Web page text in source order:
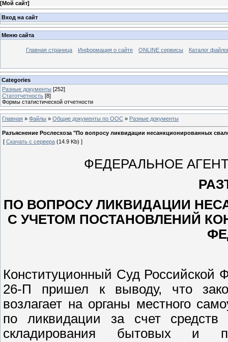
[Мой сайт]
Вход на сайт
Меню сайта
Главная страница Информация о сайте ONLINE сервисы Каталог
Categories
Разные документы [252]
Статотчетность [8]
Формы статистической отчетности
Главная » Файлы » Общие документы по ООС » Разные документы
Разъяснение Рослесхоза "По вопросу ликвидации несанкционированных
[ Скачать с сервера (14.9 Kb) ]
ФЕДЕРАЛЬНОЕ
ПО ВОПРОСУ ЛИКВИДАЦИИ
С УЧЕТОМ ПОСТАНОВЛЕНИЙ
Конституционный Суд Российской
26-П пришел к выводу, что
возлагает на органы местного
по ликвидации за счет средств
складирования бытовых и